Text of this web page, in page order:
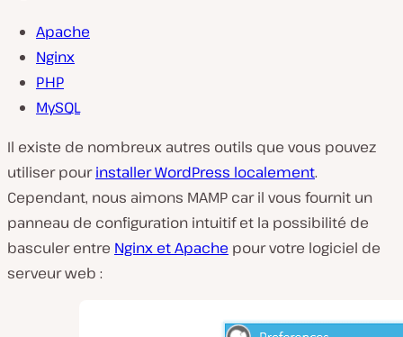
Apache
Nginx
PHP
MySQL
Il existe de nombreux autres outils que vous pouvez
utiliser pourinstaller WordPress localement.
Cependant, nous aimons MAMP car il vous fournit un
panneau de configuration intuitif et la possibilité de
basculer entre Nginx et Apache pour votre logiciel de
serveur web :